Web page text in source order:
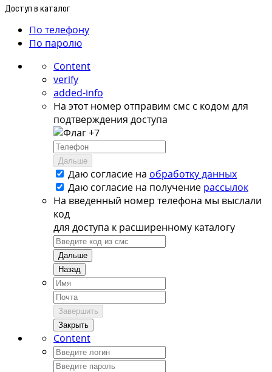
Доступ в каталог
По телефону
По паролю
Content
verify
added-info
На этот номер отправим смс с кодом для
подтверждения доступа
+7
Дальше
Даю согласие на обработку данных
Даю согласие на получение рассылок
На введенный номер телефона мы выслали
код
для доступа к расширенному каталогу
Дальше
Назад
Завершить
Закрыть
Content